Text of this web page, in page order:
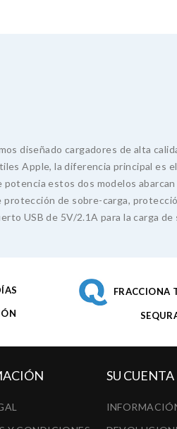
diseñado cargadores de alta
Apple, la diferencia principal es
estos dos modelos
de sobre-carga,
USB de 5V/2.1A para la carga
FRACCIONA
SU CUENTA